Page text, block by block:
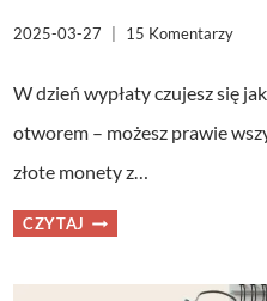
2025-03-27 15 Komentarzy
W dzień wypłaty czujesz się
otworem – możesz prawie
złote monety z…
CZYTAJ CO
ROBIĆ
WYPŁACIE?